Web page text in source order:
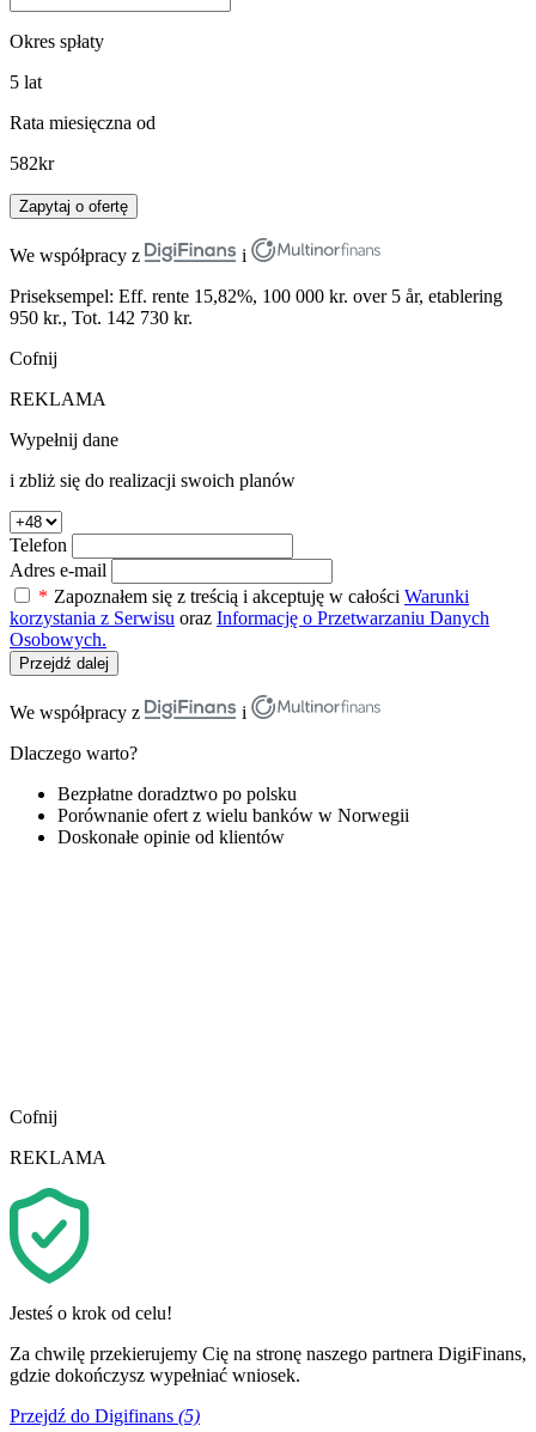
Okres spłaty
5 lat
Rata miesięczna od
582kr
Zapytaj o ofertę
We współpracy z
i
Priseksempel: Eff. rente 15,82%, 100 000 kr. over 5 år, etablering
950 kr., Tot. 142 730 kr.
Cofnij
REKLAMA
Wypełnij dane
i zbliż się do realizacji swoich planów
Telefon
Adres e-mail
* Zapoznałem się z treścią i akceptuję w całości Warunki
korzystania z Serwisu oraz Informację o Przetwarzaniu Danych
Osobowych.
Przejdź dalej
We współpracy z
i
Dlaczego warto?
Bezpłatne doradztwo po polsku
Porównanie ofert z wielu banków w Norwegii
Doskonałe opinie od klientów
Cofnij
REKLAMA
Jesteś o krok od celu!
Za chwilę przekierujemy Cię na stronę naszego partnera DigiFinans,
gdzie dokończysz wypełniać wniosek.
Przejdź do Digifinans (5)